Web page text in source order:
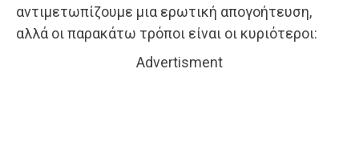
αντιμετωπίζουμε μια ερωτική απογοήτευση,
αλλά οι παρακάτω τρόποι είναι οι κυριότεροι:
Advertisment